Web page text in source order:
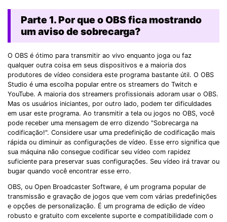
Parte 1. Por que o OBS fica mostrando
um aviso de sobrecarga?
O OBS é ótimo para transmitir ao vivo enquanto joga ou faz
qualquer outra coisa em seus dispositivos e a maioria dos
produtores de vídeo considera este programa bastante útil. O OBS
Studio é uma escolha popular entre os streamers do Twitch e
YouTube. A maioria dos streamers profissionais adoram usar o OBS.
Mas os usuários iniciantes, por outro lado, podem ter dificuldades
em usar este programa. Ao transmitir a tela ou jogos no OBS, você
pode receber uma mensagem de erro dizendo "Sobrecarga na
codificação!". Considere usar uma predefinição de codificação mais
rápida ou diminuir as configurações de vídeo. Esse erro significa que
sua máquina não consegue codificar seu vídeo com rapidez
suficiente para preservar suas configurações. Seu vídeo irá travar ou
bugar quando você encontrar esse erro.
OBS, ou Open Broadcaster Software, é um programa popular de
transmissão e gravação de jogos que vem com várias predefinições
e opções de personalização. É um programa de edição de vídeo
robusto e gratuito com excelente suporte e compatibilidade com o